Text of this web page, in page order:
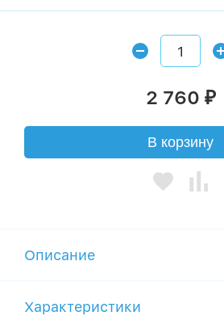
2 760 ₽
В корзину
Описание
Характеристики